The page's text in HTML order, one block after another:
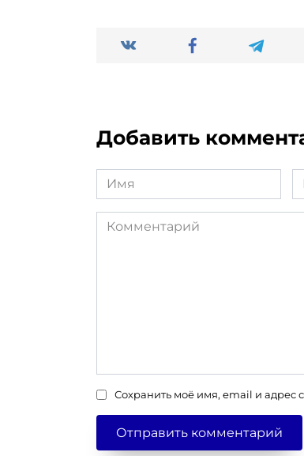
Добавить
Имя
*
*
Комментарий
Сохранить моё имя, email и адрес